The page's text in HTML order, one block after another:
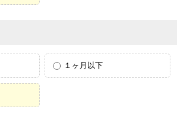
１ヶ月以下